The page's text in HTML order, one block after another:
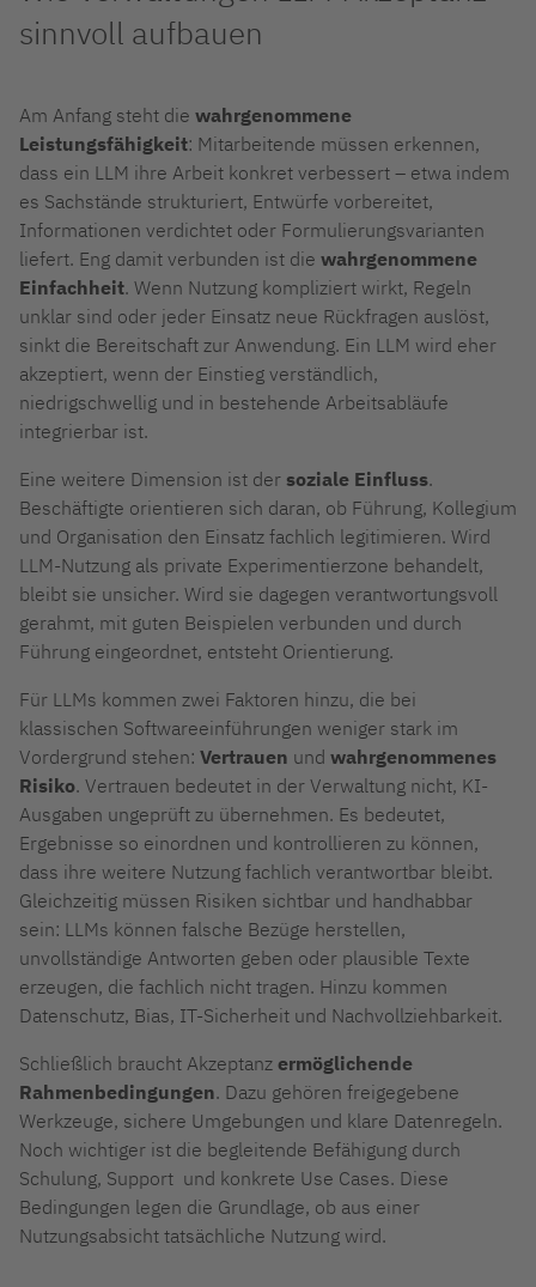
sinnvoll aufbauen
Am Anfang steht die wahrgenommene
Leistungsfähigkeit: Mitarbeitende müssen erkennen,
dass ein LLM ihre Arbeit konkret verbessert – etwa indem
es Sachstände strukturiert, Entwürfe vorbereitet,
Informationen verdichtet oder Formulierungsvarianten
liefert. Eng damit verbunden ist die wahrgenommene
Einfachheit. Wenn Nutzung kompliziert wirkt, Regeln
unklar sind oder jeder Einsatz neue Rückfragen auslöst,
sinkt die Bereitschaft zur Anwendung. Ein LLM wird eher
akzeptiert, wenn der Einstieg verständlich,
niedrigschwellig und in bestehende Arbeitsabläufe
integrierbar ist.
Eine weitere Dimension ist der soziale Einfluss.
Beschäftigte orientieren sich daran, ob Führung, Kollegium
und Organisation den Einsatz fachlich legitimieren. Wird
LLM-Nutzung als private Experimentierzone behandelt,
bleibt sie unsicher. Wird sie dagegen verantwortungsvoll
gerahmt, mit guten Beispielen verbunden und durch
Führung eingeordnet, entsteht Orientierung.
Für LLMs kommen zwei Faktoren hinzu, die bei
klassischen Softwareeinführungen weniger stark im
Vordergrund stehen: Vertrauen und wahrgenommenes
Risiko. Vertrauen bedeutet in der Verwaltung nicht, KI-
Ausgaben ungeprüft zu übernehmen. Es bedeutet,
Ergebnisse so einordnen und kontrollieren zu können,
dass ihre weitere Nutzung fachlich verantwortbar bleibt.
Gleichzeitig müssen Risiken sichtbar und handhabbar
sein: LLMs können falsche Bezüge herstellen,
unvollständige Antworten geben oder plausible Texte
erzeugen, die fachlich nicht tragen. Hinzu kommen
Datenschutz, Bias, IT-Sicherheit und Nachvollziehbarkeit.
Schließlich braucht Akzeptanz ermöglichende
Rahmenbedingungen. Dazu gehören freigegebene
Werkzeuge, sichere Umgebungen und klare Datenregeln.
Noch wichtiger ist die begleitende Befähigung durch
Schulung, Support und konkrete Use Cases. Diese
Bedingungen legen die Grundlage, ob aus einer
Nutzungsabsicht tatsächliche Nutzung wird.